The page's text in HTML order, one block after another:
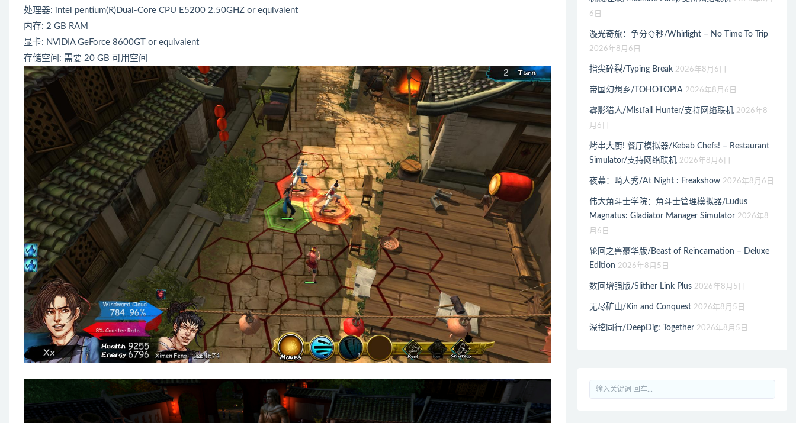
处理器: intel pentium(R)Dual-Core CPU E5200 2.50GHZ or equivalent
内存: 2 GB RAM
显卡: NVIDIA GeForce 8600GT or equivalent
存储空间: 需要 20 GB 可用空间
6日
漩光奇旅：争分夺秒/Whirlight – No Time To Trip
2026年8月6日
指尖碎裂/Typing Break 2026年8月6日
帝国幻想乡/TOHOTOPIA 2026年8月6日
雾影猎人/Mistfall Hunter/支持网络联机 2026年8
月6日
烤串大厨! 餐厅模拟器/Kebab Chefs! – Restaurant
Simulator/支持网络联机 2026年8月6日
夜幕：畸人秀/At Night : Freakshow 2026年8月6日
伟大角斗士学院：角斗士管理模拟器/Ludus
Magnatus: Gladiator Manager Simulator 2026年8
月6日
轮回之兽豪华版/Beast of Reincarnation – Deluxe
Edition 2026年8月5日
数回增强版/Slither Link Plus 2026年8月5日
无尽矿山/Kin and Conquest 2026年8月5日
深挖同行/DeepDig: Together 2026年8月5日